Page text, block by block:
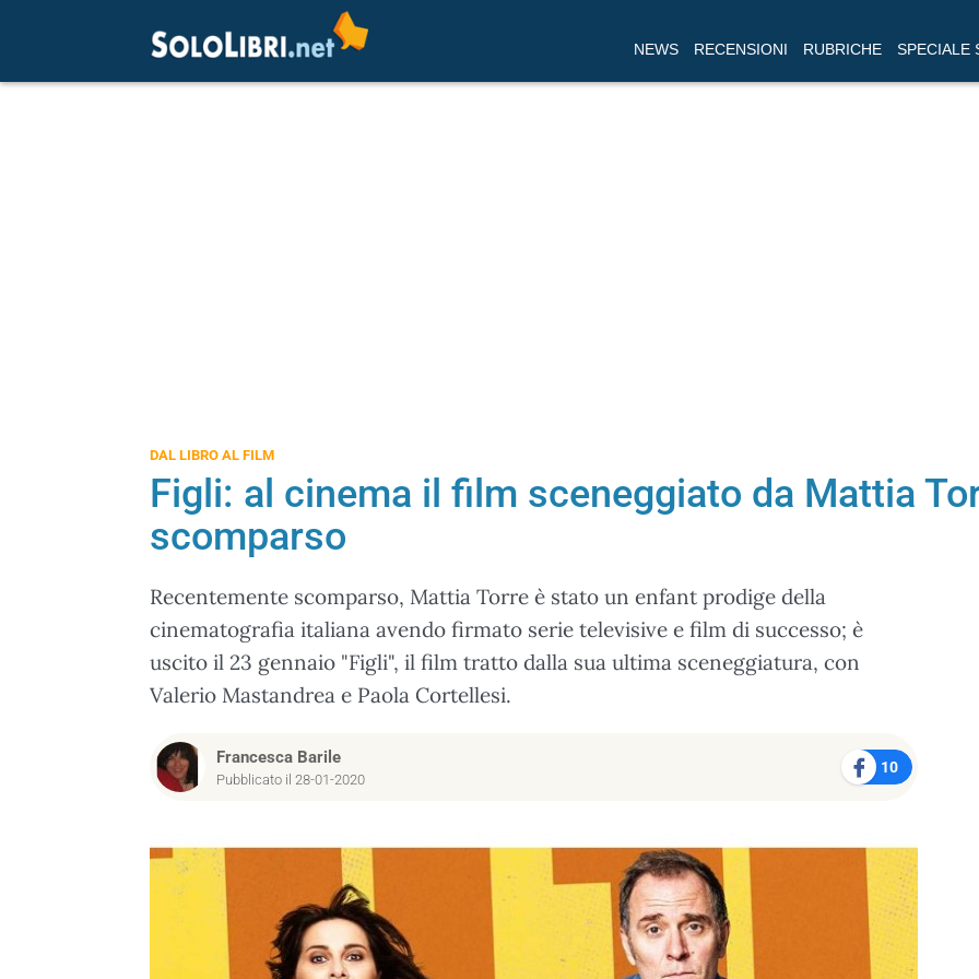
NEWS RECENSIONI RUBRICHE SPECIALE
DAL LIBRO AL FILM
Figli: al cinema il film sceneggiato da Mattia
scomparso
Recentemente scomparso, Mattia Torre è stato un enfant prodige della
cinematografia italiana avendo firmato serie televisive e film di successo; è
uscito il 23 gennaio "Figli", il film tratto dalla sua ultima sceneggiatura, con
Valerio Mastandrea e Paola Cortellesi.
Francesca Barile
Pubblicato il 28-01-2020
10